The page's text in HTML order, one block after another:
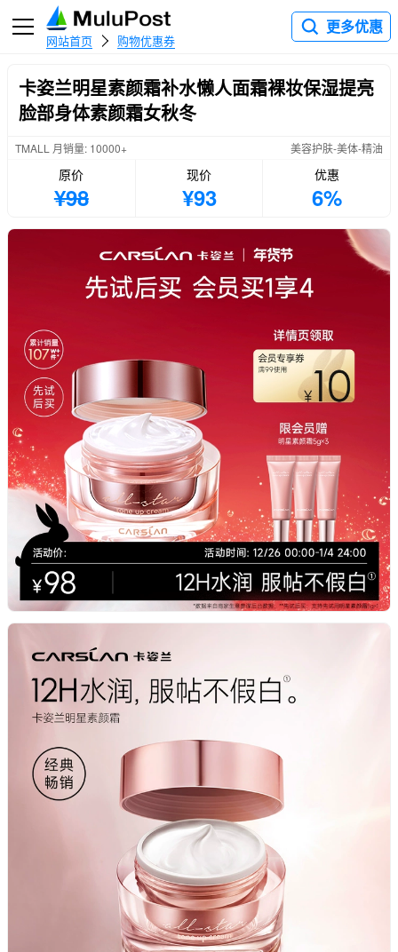
网站首页 购物优惠券
更多优惠
卡姿兰明星素颜霜补水懒人面霜裸妆保湿提亮
脸部身体素颜霜女秋冬
TMALL 月销量: 10000+ 美容护肤-美体-精油
原价
¥98
现价
¥93
优惠
6%